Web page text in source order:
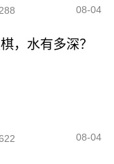
08-04
，水有多深？
08-04